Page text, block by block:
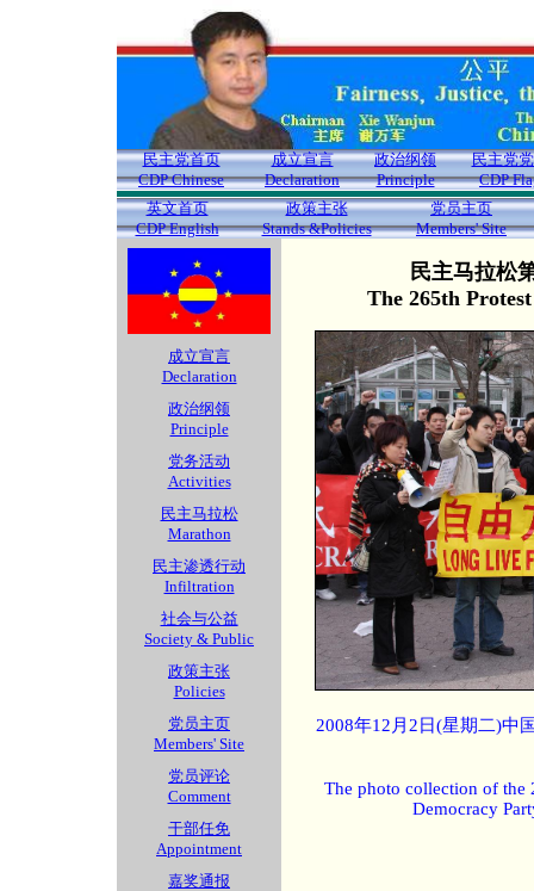
民主党首页
CDP Chinese
成立宣言
Declaration
政治纲领
Principle
民主党
CDP
英文首页
CDP English
政策主张
Stands &Policies
党员主页
Members' Site
成立宣言
Declaration
政治纲领
Principle
党务活动
Activities
民主马拉松
Marathon
民主渗透行动
Infiltration
社会与公益
Society & Public
政策主张
Policies
党员主页
Members' Site
党员评论
Comment
干部任免
Appointment
嘉奖通报
民主马拉松
The 265th
2008年12月2日(星期二)中
The photo collection of the
Democracy